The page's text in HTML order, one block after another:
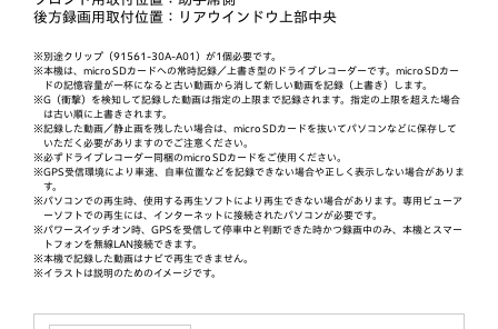
後方録画用取付位置：リアウインドウ上部中央
※別途クリップ（91561-30A-A01）が1個必要です。
※本機は、micro SDカードへの常時記録／上書き型のドライブレコーダーです。micro SDカー
ドの記憶容量が一杯になると古い動画から消して新しい動画を記録（上書き）します。
※G（衝撃）を検知して記録した動画は指定の上限まで記録されます。指定の上限を超えた場合
は古い順に上書きされます。
※記録した動画／静止画を残したい場合は、micro SDカードを抜いてパソコンなどに保存して
いただく必要がありますのでご注意ください。
※必ずドライブレコーダー同梱のmicro SDカードをご使用ください。
※GPS受信環境により車速、自車位置などを記録できない場合や正しく表示しない場合がありま
す。
※パソコンでの再生時、使用する再生ソフトにより再生できない場合があります。専用ビューア
ーソフトでの再生には、インターネットに接続されたパソコンが必要です。
※パワースイッチオン時、GPSを受信して停車中と判断できた時かつ録画中のみ、本機とスマー
トフォンを無線LAN接続できます。
※本機で記録した動画はナビで再生できません。
※イラストは説明のためのイメージです。